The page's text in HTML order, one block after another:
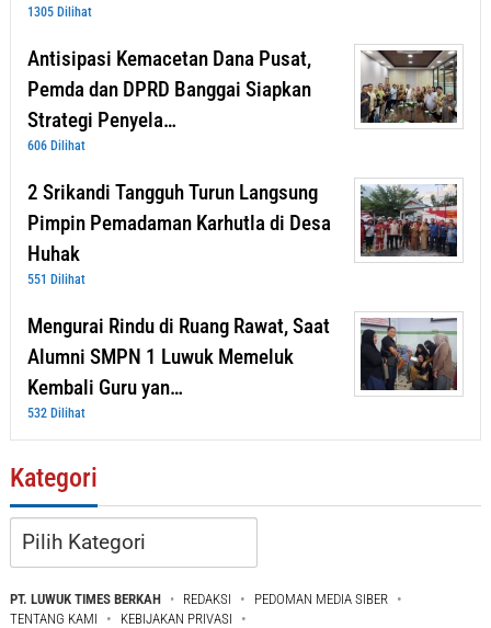
1305 Dilihat
Antisipasi Kemacetan Dana Pusat,
Pemda dan DPRD Banggai Siapkan
Strategi Penyela…
606 Dilihat
2 Srikandi Tangguh Turun Langsung
Pimpin Pemadaman Karhutla di Desa
Huhak
551 Dilihat
Mengurai Rindu di Ruang Rawat, Saat
Alumni SMPN 1 Luwuk Memeluk
Kembali Guru yan…
532 Dilihat
Kategori
Kategori
PT. LUWUK TIMES BERKAH REDAKSI
PEDOMAN MEDIA SIBER
TENTANG KAMI
KEBIJAKAN PRIVASI